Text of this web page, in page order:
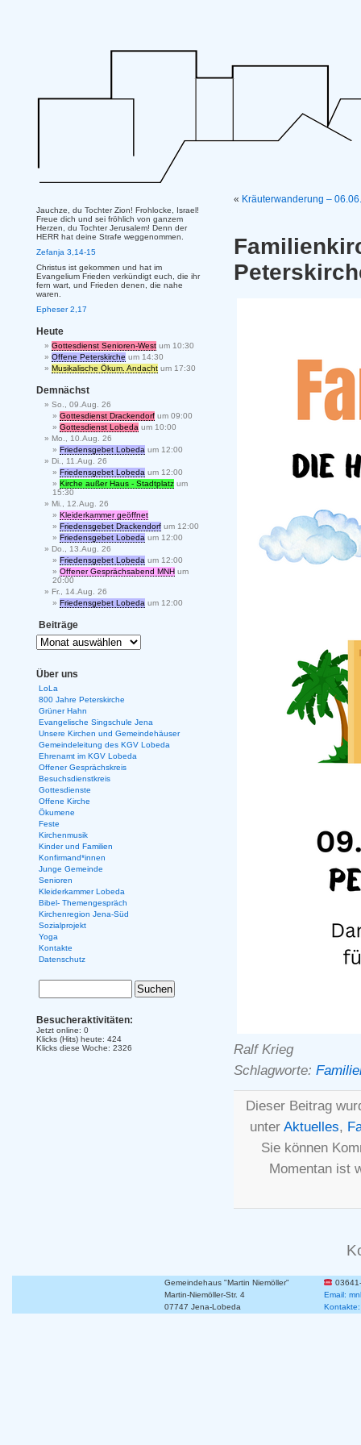
« Kräuterwanderung –
Ralf Krieg
Schlagworte:
Dieser Beitrag
unter Aktuelles,
Sie können
Momentan ist
Jauchze, du Tochter Zion! Frohlocke, Israel!
Freue dich und sei fröhlich von ganzem
Herzen, du Tochter Jerusalem! Denn der
HERR hat deine Strafe weggenommen.
Zefanja 3,14-15
Christus ist gekommen und hat im
Evangelium Frieden verkündigt euch, die ihr
fern wart, und Frieden denen, die nahe
waren.
Epheser 2,17
Heute
Gottesdienst Senioren-West um 10:30
Offene Peterskirche um 14:30
Musikalische Ökum. Andacht um 17:30
Demnächst
So., 09.Aug. 26
Gottesdienst Drackendorf um 09:00
Gottesdienst Lobeda um 10:00
Mo., 10.Aug. 26
Friedensgebet Lobeda um 12:00
Di., 11.Aug. 26
Friedensgebet Lobeda um 12:00
Kirche außer Haus - Stadtplatz um
15:30
Mi., 12.Aug. 26
Kleiderkammer geöffnet
Friedensgebet Drackendorf um 12:00
Friedensgebet Lobeda um 12:00
Do., 13.Aug. 26
Friedensgebet Lobeda um 12:00
Offener Gesprächsabend MNH um
20:00
Fr., 14.Aug. 26
Friedensgebet Lobeda um 12:00
Beiträge
Über uns
LoLa
800 Jahre Peterskirche
Grüner Hahn
Evangelische Singschule Jena
Unsere Kirchen und Gemeindehäuser
Gemeindeleitung des KGV Lobeda
Ehrenamt im KGV Lobeda
Offener Gesprächskreis
Besuchsdienstkreis
Gottesdienste
Offene Kirche
Ökumene
Feste
Kirchenmusik
Kinder und Familien
Konfirmand*innen
Junge Gemeinde
Senioren
Kleiderkammer Lobeda
Bibel- Themengespräch
Kirchenregion Jena-Süd
Sozialprojekt
Yoga
Kontakte
Datenschutz
Besucheraktivitäten:
Jetzt online: 0
Klicks (Hits) heute: 424
Klicks diese Woche: 2326
Gemeindehaus "Martin Niemöller"
Martin-Niemöller-Str. 4
Email:
07747 Jena-Lobeda